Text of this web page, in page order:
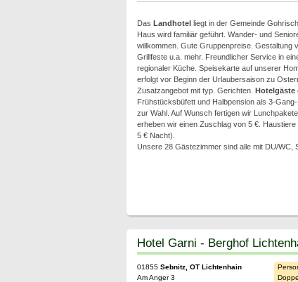
Das Landhotelliegt in der Gemeinde
Haus wird familiär geführt. Wander- und
willkommen. Gute Gruppenpreise. Gestaltung
Grillfeste u.a. mehr. Freundlicher Service in
regionaler Küche. Speisekarte auf unserer
erfolgt vor Beginn der Urlaubersaison zu
Zusatzangebot mit typ. Gerichten. Hotelgäste
Frühstücksbüfett und Halbpension als 3-
zur Wahl. Auf Wunsch fertigen wir
erheben wir einen Zuschlag von 5 €.
5 € Nacht).
Unsere 28 Gästezimmer sind alle mit DU/WC,
Hotel Garni - Berghof
01855 Sebnitz, OT Lichtenhain
Am Anger 3